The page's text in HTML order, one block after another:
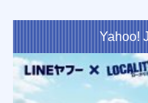
Yahoo!